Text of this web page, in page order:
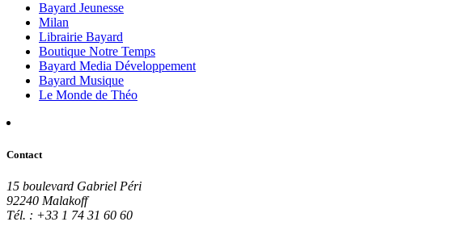
Bayard Jeunesse
Milan
Librairie Bayard
Boutique Notre Temps
Bayard Media Développement
Bayard Musique
Le Monde de Théo
Contact
15 boulevard Gabriel Péri
92240 Malakoff
Tél. : +33 1 74 31 60 60